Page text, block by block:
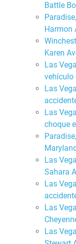
Battle
Harmon
Karen
Las
vehículo
Las
Las
choque
Las
Sahara
Las
Las
Las